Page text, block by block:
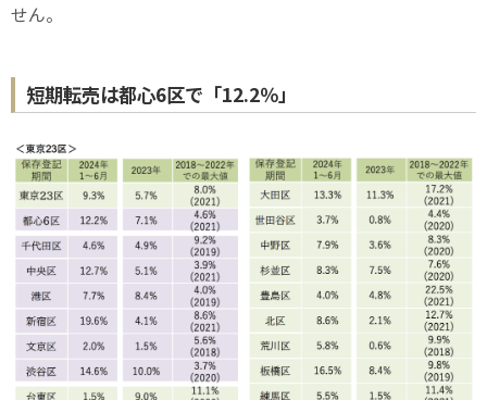
せん。
短期転売は都心6区で「12.2％」